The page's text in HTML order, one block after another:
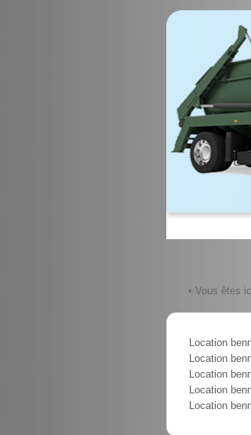
• Vous êtes
Location
Location
Location
Location
Location